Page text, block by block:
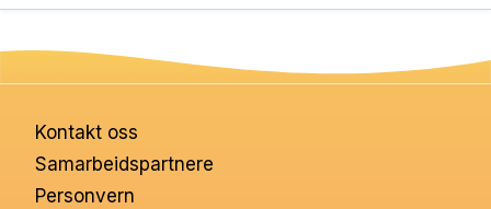
Kontakt oss
Samarbeidspartnere
Personvern
Hva vi gjør
Ressurser
Nettbutikk